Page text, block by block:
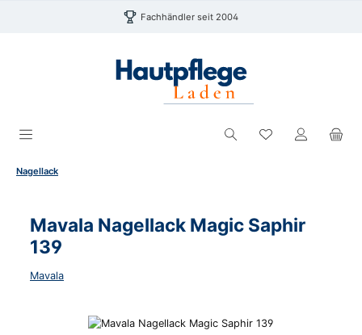
Zum Hauptinhalt springen Fachhändler seit 2004
Du hast 0
Nagellack
Mavala Nagellack Magic Saphir
139
Mavala
Bildergalerie überspringen